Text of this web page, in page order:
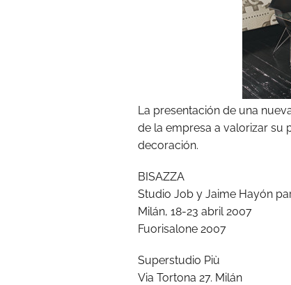
La presentación de una
de la empresa a valorizar su
decoración.
BISAZZA
Studio Job y Jaime Hayón
Milán, 18-23 abril 2007
Fuorisalone 2007
Superstudio Più
Via Tortona 27. Milán